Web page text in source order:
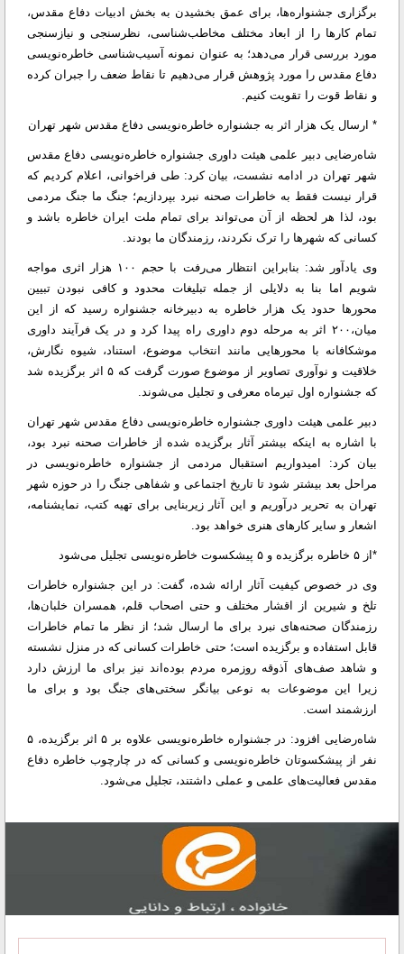
برگزاری جشنواره‌ها، برای عمق بخشیدن به بخش ادبیات دفاع مقدس،
تمام کارها را از ابعاد مختلف مخاطب‌شناسی، نظرسنجی و نیازسنجی
مورد بررسی قرار می‌دهد؛ به عنوان نمونه آسیب‌شناسی خاطره‌نویسی
دفاع مقدس را مورد پژوهش قرار می‌دهیم تا نقاط ضعف را جبران کرده
و نقاط قوت را تقویت کنیم.
* ارسال یک هزار اثر به جشنواره خاطره‌نویسی دفاع مقدس شهر تهران
شاه‌رضایی دبیر علمی هیئت داوری جشنواره خاطره‌نویسی دفاع مقدس
شهر تهران در ادامه نشست، بیان کرد: طی فراخوانی، اعلام کردیم که
قرار نیست فقط به خاطرات صحنه نبرد بپردازیم؛ جنگ ما جنگ مردمی
بود، لذا هر لحظه از آن می‌تواند برای تمام ملت ایران خاطره باشد و
کسانی که شهرها را ترک نکردند، رزمندگان ما بودند.
وی یادآور شد: بنابراین انتظار می‌رفت با حجم ۱۰۰ هزار اثری مواجه
شویم اما بنا به دلایلی از جمله تبلیغات محدود و کافی نبودن تبیین
محورها حدود یک هزار خاطره به دبیرخانه جشنواره رسید که از این
میان،۲۰۰ اثر به مرحله دوم داوری راه پیدا کرد و در یک فرآیند داوری
موشکافانه با محورهایی مانند انتخاب موضوع، استناد، شیوه نگارش،
خلاقیت و نوآوری تصاویر از موضوع صورت گرفت که ۵ اثر برگزیده شد
که جشنواره اول تیرماه معرفی و تجلیل می‌شوند.
دبیر علمی هیئت داوری جشنواره خاطره‌نویسی دفاع مقدس شهر تهران
با اشاره به اینکه بیشتر آثار برگزیده شده از خاطرات صحنه نبرد بود،
بیان کرد: امیدواریم استقبال مردمی از جشنواره خاطره‌نویسی در
مراحل بعد بیشتر شود تا تاریخ اجتماعی و شفاهی جنگ را در حوزه شهر
تهران به تحریر درآوریم و این آثار زیربنایی برای تهیه کتب، نمایشنامه،
اشعار و سایر کارهای هنری خواهد بود.
*از ۵ خاطره برگزیده و ۵ پیشکسوت خاطره‌نویسی تجلیل می‌شود
وی در خصوص کیفیت آثار ارائه شده، گفت: در این جشنواره خاطرات
تلخ و شیرین از اقشار مختلف و حتی اصحاب قلم، همسران خلبان‌ها،
رزمندگان صحنه‌های نبرد برای ما ارسال شد؛ از نظر ما تمام خاطرات
قابل استفاده و برگزیده است؛ حتی خاطرات کسانی که در منزل نشسته
و شاهد صف‌های آذوقه روزمره مردم بوده‌اند نیز برای ما ارزش دارد
زیرا این موضوعات به نوعی بیانگر سختی‌های جنگ بود و برای ما
ارزشمند است.
شاه‌رضایی افزود: در جشنواره خاطره‌نویسی علاوه بر ۵ اثر برگزیده، ۵
نفر از پیشکسوتان خاطره‌نویسی و کسانی که در چارچوب خاطره دفاع
مقدس فعالیت‌های علمی و عملی داشتند، تجلیل می‌شود.